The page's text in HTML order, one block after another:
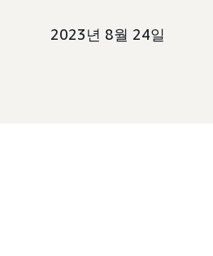
2023년 8월 24일